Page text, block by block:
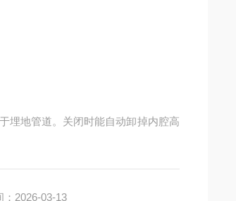
埋地管道。关闭时能自动卸掉内腔高
：2026-03-13